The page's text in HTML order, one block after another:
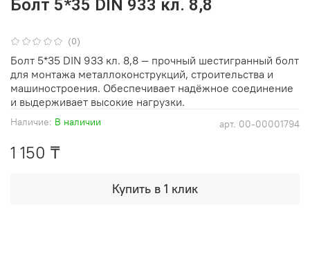
(0)
арт. 00-00001794
Наличие: В наличии
Болт 5*35 DIN 933 кл. 8,8
1 150 ₸
Купить в 1 клик
Болт 5*35 DIN 933 кл. 8,8 — прочный шестигранный болт
для монтажа металлоконструкций, строительства и
машиностроения. Обеспечивает надёжное соединение
и выдерживает высокие нагрузки.